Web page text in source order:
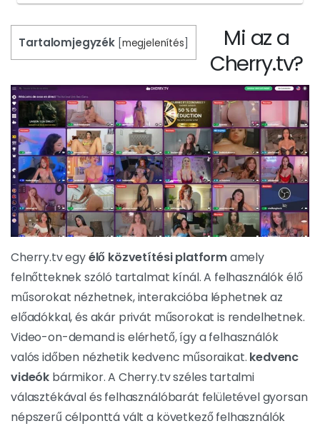
Tartalomjegyzék megjelenítés
Mi az a
Cherry.tv?
Cherry.tv egyélő közvetítési platformamely
felnőtteknek szóló tartalmat kínál. A felhasználók élő
műsorokat nézhetnek, interakcióba léphetnek az
előadókkal, és akár privát műsorokat is rendelhetnek.
Video-on-demand is elérhető, így a felhasználók
valós időben nézhetik kedvenc műsoraikat. kedvenc
videók bármikor. A Cherry.tv széles tartalmi
választékával és felhasználóbarát felületével gyorsan
népszerű célponttá vált a következő felhasználók